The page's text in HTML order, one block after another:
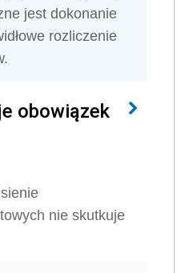
jest dokonanie
rozliczenie
obowiązek
nie skutkuje